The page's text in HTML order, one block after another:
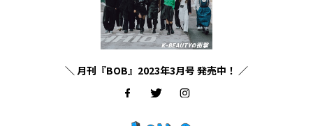
＼ 月刊『BOB』2023年3月号 発売中！ ／